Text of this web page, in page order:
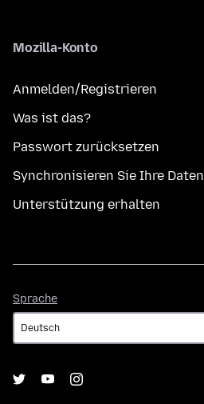
Mozilla-Konto
Anmelden/Registrieren
Was ist das?
Passwort zurücksetzen
Synchronisieren Sie Ihre Daten
Unterstützung erhalten
Sprache